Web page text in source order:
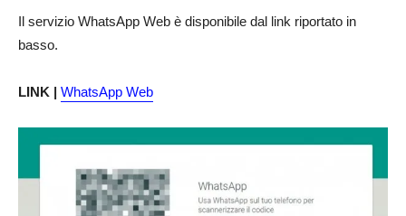
Il servizio WhatsApp Web è disponibile dal link riportato in
basso.
LINK | WhatsApp Web